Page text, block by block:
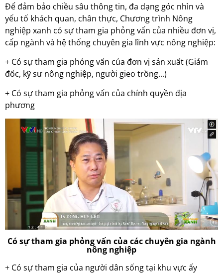
Để đảm bảo chiều sâu thông tin, đa dạng góc nhìn và
yếu tố khách quan, chân thực, Chương trình Nông
nghiệp xanh có sự tham gia phỏng vấn của nhiều đơn vị,
cấp ngành và hệ thống chuyên gia lĩnh vực nông nghiệp:
+ Có sự tham gia phỏng vấn của đơn vị sản xuất (Giám
đốc, kỹ sư nông nghiệp, người gieo trồng...)
+ Có sự tham gia phỏng vấn của chính quyền địa
phương
Có sự tham gia phỏng vấn của các chuyên gia ngành
nông nghiệp
+ Có sự tham gia của người dân sống tại khu vực ấy